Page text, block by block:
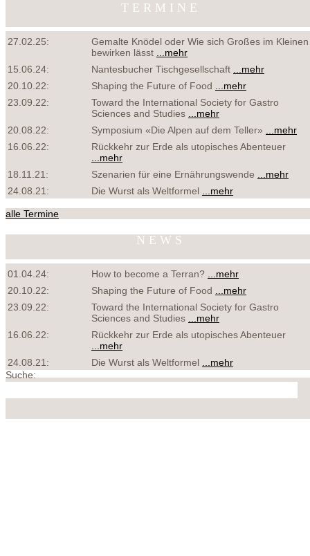
TERMINE
27.02.25:
Gemalte Knödel oder Wie sich Großes im Kleinen
bewirken lässt
...mehr
15.06.24:
Nantesbucher Tischgesellschaft
...mehr
20.10.22:
Shaping the Future of Food
...mehr
23.09.22:
Toward the International Society for Gastro
Sciences and Studies
...mehr
20.08.22:
Symposium «Die Alpen auf dem Teller»
...mehr
16.06.22:
Rückkehr zur Erde als utopisches Abenteuer
...mehr
18.11.21:
Szenarien für eine Ernährungswende
...mehr
24.08.21:
Die Wurst als Weltformel ...mehr
alle Termine
NEWS
01.04.24: How to become a Terran? ...mehr
20.10.22:
Shaping the Future of Food ...mehr
23.09.22:
Toward the International Society for Gastro
Sciences and Studies ...mehr
16.06.22:
Rückkehr zur Erde als utopisches Abenteuer
...mehr
24.08.21:
Die Wurst als Weltformel ...mehr